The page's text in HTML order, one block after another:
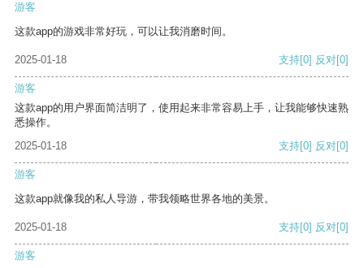
游客
这款app的游戏非常好玩，可以让我消磨时间。
2025-01-18 支持[0] 反对[0]
游客
这款app的用户界面简洁明了，使用起来非常容易上手，让我能够快速熟
悉操作。
2025-01-18
支持[0] 反对[0]
游客
这款app就像我的私人导游，带我领略世界各地的美景。
2025-01-18 支持[0] 反对[0]
游客